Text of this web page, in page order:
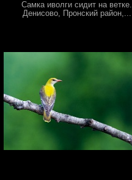
Самка иволги сидит на ветке.
Денисово, Пронский район,...